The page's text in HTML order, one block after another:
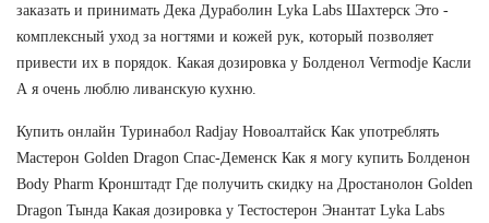
заказать и принимать Дека Дураболин Lyka Labs Шахтерск Это -
комплексный уход за ногтями и кожей рук, который позволяет
привести их в порядок. Какая дозировка у Болденол Vermodje Касли
А я очень люблю ливанскую кухню.
Купить онлайн Туринабол Radjay Новоалтайск Как употреблять
Мастерон Golden Dragon Спас-Деменск Как я могу купить Болденон
Body Pharm Кронштадт Где получить скидку на Дростанолон Golden
Dragon Тында Какая дозировка у Тестостерон Энантат Lyka Labs